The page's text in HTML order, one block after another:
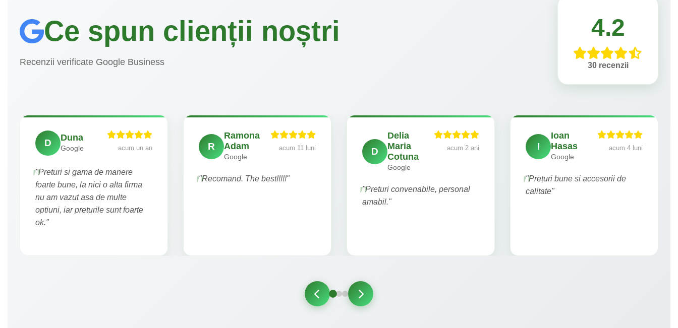
Ce spun clienții noștri
Recenzii verificate Google Business
4.2
30 recenzii
D Duna
Google acum un an
"Preturi si gama de manere
foarte bune, la nici o alta firma
nu am vazut asa de multe
optiuni, iar preturile sunt foarte
ok."
R
Ramona
Adam
Google
acum 11 luni
"Recomand. The best!!!!!"
D
Delia
Maria
Cotuna
Google
acum 2 ani
"Preturi convenabile, personal
amabil."
I
Ioan
Hasas
Google
acum 4 luni
"Prețuri bune si accesorii de
calitate"